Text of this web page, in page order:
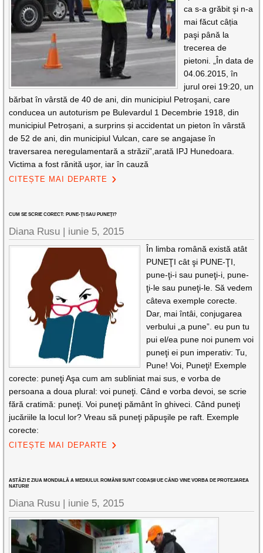
ca s-a grăbit şi n-a
mai făcut câția
paşi până la
trecerea de
pietoni. „În data de
04.06.2015, în
jurul orei 19:20, un
bărbat în vârstă de 40 de ani, din municipiul Petroşani, care
conducea un autoturism pe Bulevardul 1 Decembrie 1918, din
municipiul Petroșani, a surprins și accidentat un pieton în vârstă
de 52 de ani, din municipiul Vulcan, care se angajase în
traversarea neregulamentară a străzii”,arată IPJ Hunedoara.
Victima a fost rănită uşor, iar în cauză
CITEȘTE MAI DEPARTE
CUM SE SCRIE CORECT: PUNE-ŢI SAU PUNEŢI?
Diana Rusu | iunie 5, 2015
În limba română există atât
PUNEŢI cât şi PUNE-ŢI,
pune-ţi-i sau puneţi-i, pune-
ţi-le sau puneţi-le. Să vedem
câteva exemple corecte.
Dar, mai întâi, conjugarea
verbului „a pune”. eu pun tu
pui el/ea pune noi punem voi
puneţi ei pun imperativ: Tu,
Pune! Voi, Puneţi! Exemple
corecte: puneţi Aşa cum am subliniat mai sus, e vorba de
persoana a doua plural: voi puneţi. Când e vorba devoi, se scrie
fără cratimă: puneţi. Voi puneţi pământ în ghiveci. Când puneţi
jucăriile la locul lor? Vreau să puneţi păpuşile pe raft. Exemple
corecte:
CITEȘTE MAI DEPARTE
ASTĂZI E ZIUA MONDIALĂ A MEDIULUI. ROMÂNII SUNT CODAȘII UE CÂND VINE VORBA DE PROTEJAREA
NATURII!
Diana Rusu | iunie 5, 2015